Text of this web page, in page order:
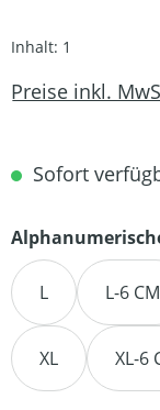
Inhalt: 1
Preise inkl.
Sofort
L L-6 CM
XL XL-6